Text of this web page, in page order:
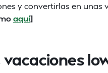
y convertirlas en unas
aquí]